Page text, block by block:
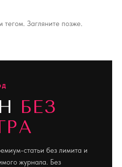
тегом. Загляните позже.
БЕЗ
статьи без лимита и
журнала. Без